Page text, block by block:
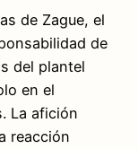
de Zague, el
de
del plantel
en el
La afición
reacción